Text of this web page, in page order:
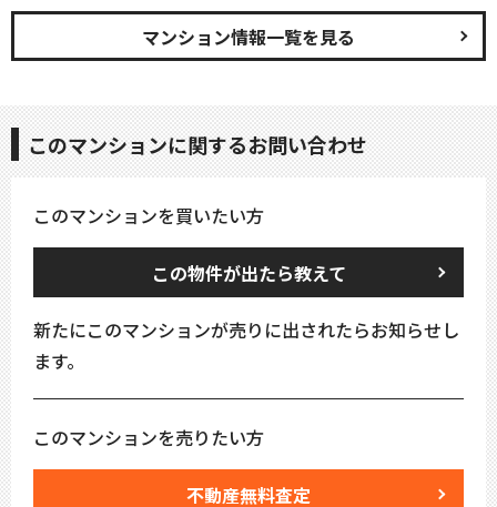
マンション情報一覧を見る
このマンションに関するお問い合わせ
このマンションを買いたい方
この物件が出たら教えて
新たにこのマンションが売りに出されたらお知らせし
ます。
このマンションを売りたい方
不動産無料査定